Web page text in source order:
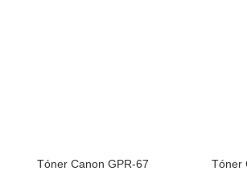
Tóner Canon GPR-67
Tóner